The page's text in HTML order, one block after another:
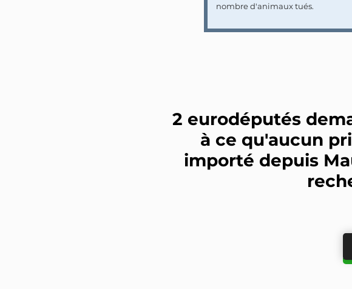
nombre d'animaux tués.
2 eurodéputés
à ce qu'aucun
importé depuis